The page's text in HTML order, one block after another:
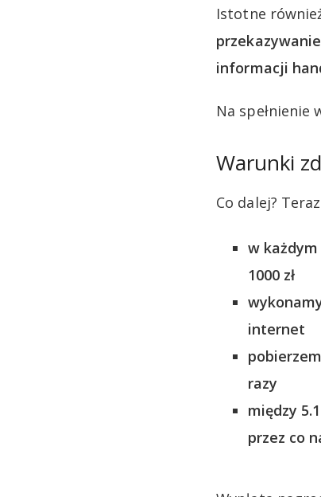
Istotne
informacji
Na spełnienie
Warunki
Co dalej?
w
1000 zł
internet
razy
między
przez co